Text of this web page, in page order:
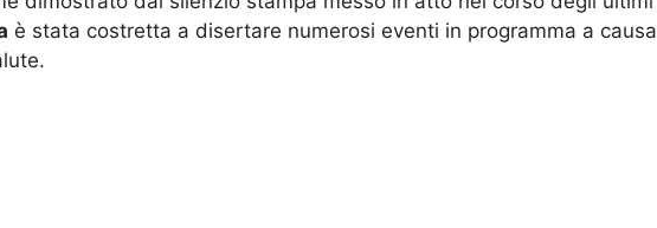
è stata costretta a disertare numerosi eventi in programma a causa